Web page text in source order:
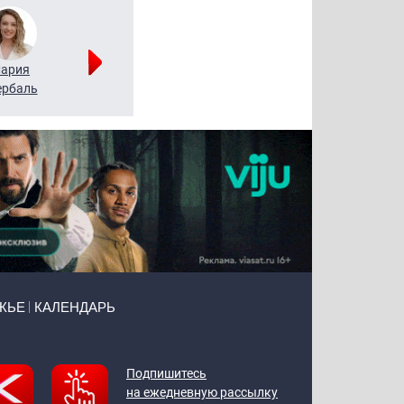
КАЛЕНДАРЬ
Подпишитесь
на ежедневную рассылку